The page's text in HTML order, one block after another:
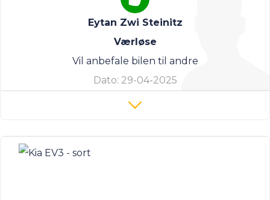
Eytan Zwi Steinitz
Værløse
Vil anbefale bilen til andre
Dato: 29-04-2025